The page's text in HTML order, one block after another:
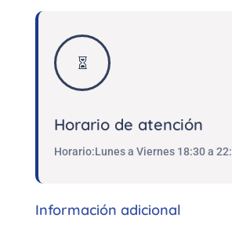

Horario de atención
Horario:Lunes a Viernes 18:30 a
Información adicional